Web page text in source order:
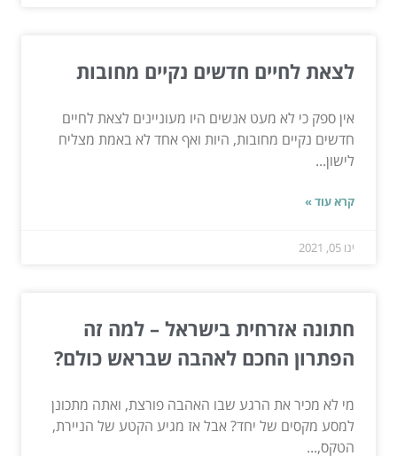
לצאת לחיים חדשים נקיים מחובות
אין ספק כי לא מעט אנשים היו מעוניינים לצאת לחיים
חדשים נקיים מחובות, היות ואף אחד לא באמת מצליח
לישון...
קרא עוד »
ינו 05, 2021
חתונה אזרחית בישראל – למה זה
הפתרון החכם לאהבה שבראש כולם?
מי לא מכיר את הרגע שבו האהבה פורצת, ואתה מתכונן
למסע מקסים של יחד? אבל אז מגיע הקטע של הניירת,
הטקס,...